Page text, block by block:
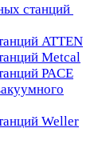
станций
ATTEN
Metcal
PACE
Weller